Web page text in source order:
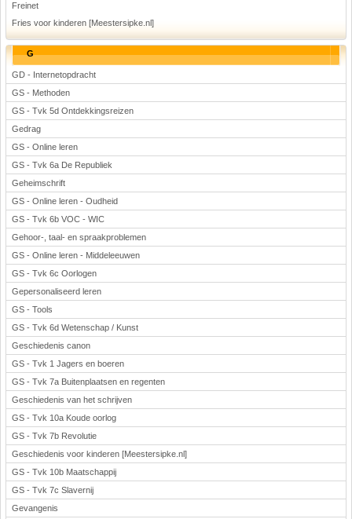
Freinet
Fries voor kinderen [Meestersipke.nl]
G
GD - Internetopdracht
GS - Methoden
GS - Tvk 5d Ontdekkingsreizen
Gedrag
GS - Online leren
GS - Tvk 6a De Republiek
Geheimschrift
GS - Online leren - Oudheid
GS - Tvk 6b VOC - WIC
Gehoor-, taal- en spraakproblemen
GS - Online leren - Middeleeuwen
GS - Tvk 6c Oorlogen
Gepersonaliseerd leren
GS - Tools
GS - Tvk 6d Wetenschap / Kunst
Geschiedenis canon
GS - Tvk 1 Jagers en boeren
GS - Tvk 7a Buitenplaatsen en regenten
Geschiedenis van het schrijven
GS - Tvk 10a Koude oorlog
GS - Tvk 7b Revolutie
Geschiedenis voor kinderen [Meestersipke.nl]
GS - Tvk 10b Maatschappij
GS - Tvk 7c Slavernij
Gevangenis